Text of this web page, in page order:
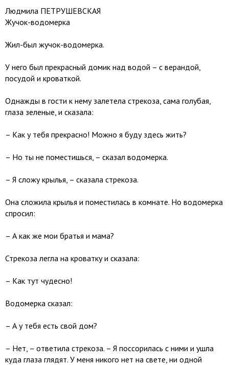
Людмила ПЕТРУШЕВСКАЯ
Жучок-водомерка
Жил-был жучок-водомерка.
У него был прекрасный домик над водой – с верандой,
посудой и кроваткой.
Однажды в гости к нему залетела стрекоза, сама голубая,
глаза зеленые, и сказала:
– Как у тебя прекрасно! Можно я буду здесь жить?
– Но ты не поместишься, – сказал водомерка.
– Я сложу крылья, – сказала стрекоза.
Она сложила крылья и поместилась в комнате. Но водомерка
спросил:
– А как же мои братья и мама?
Стрекоза легла на кроватку и сказала:
– Как тут чудесно!
Водомерка сказал:
– А у тебя есть свой дом?
– Нет, – ответила стрекоза. – Я поссорилась с ними и ушла
куда глаза глядят. У меня никого нет на свете, ни одной